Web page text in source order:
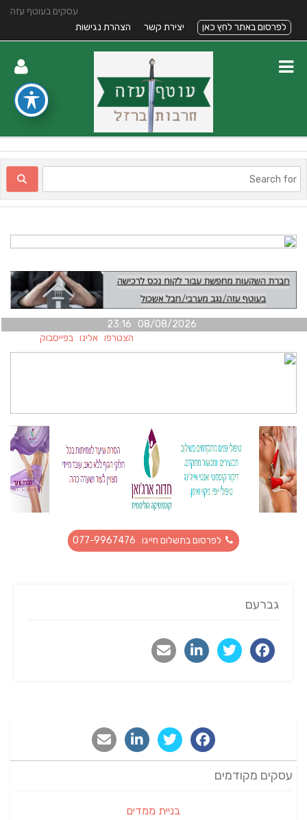
עסקים בעוטף עזה
לפרסום באתר לחץ כאן
יצירת קשר הצהרת נגישות
08/08/2026 23:16
הצטרפו אלינו בפייסבוק
לפרסום בתשלום חייגו 077-9967476
גברעם
עסקים מקודמים
בניית ממדים